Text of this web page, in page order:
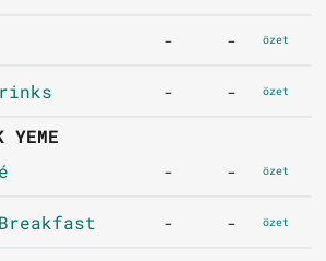
- - özet
- - özet
YEME
- - özet
- - özet